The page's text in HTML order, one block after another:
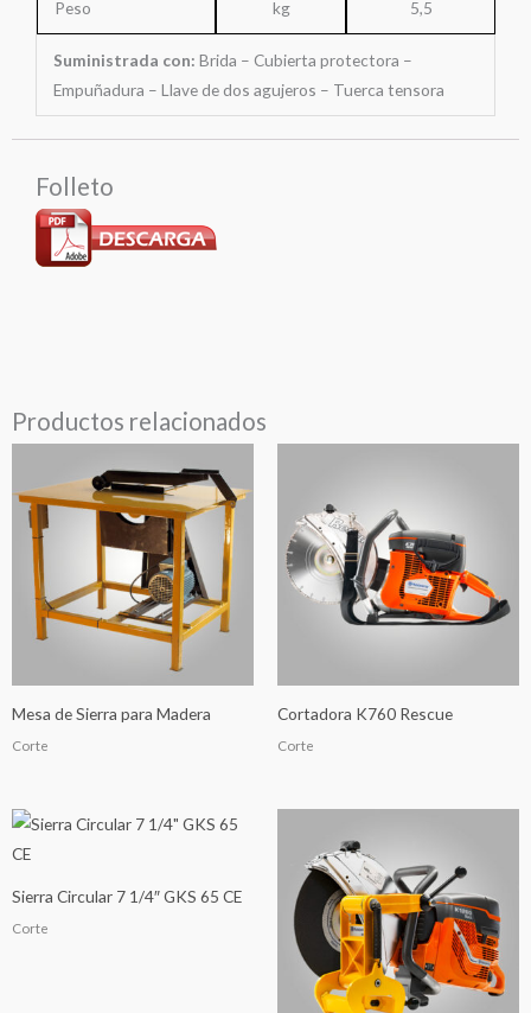
Peso kg 5,5
Suministrada con: Brida – Cubierta protectora –
Empuñadura – Llave de dos agujeros – Tuerca tensora
Folleto
Productos relacionados
Mesa de Sierra para Madera
Corte
Cortadora K760 Rescue
Corte
Sierra Circular 7 1/4″ GKS 65 CE
Corte